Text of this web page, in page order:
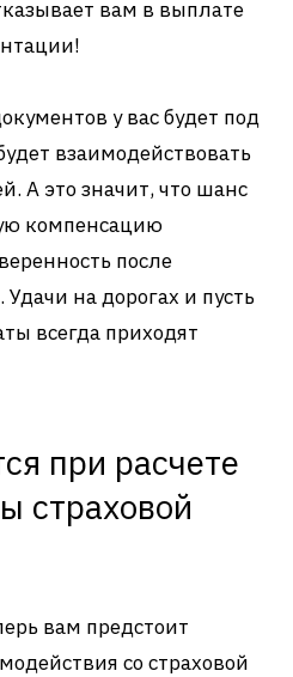
вам в выплате
у вас будет под
взаимодействовать
А это значит, что шанс
компенсацию
после
на дорогах и пусть
всегда приходят
при расчете
страховой
вам предстоит
со страховой